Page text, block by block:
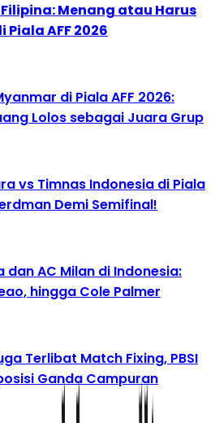
Menang atau Harus
AFF 2026
di Piala AFF 2026:
Lolos sebagai Juara Grup
vs Timnas Indonesia di Piala
Demi Semifinal!
AC Milan di Indonesia:
hingga Cole Palmer
Terlibat Match Fixing, PBSI
Ganda Campuran